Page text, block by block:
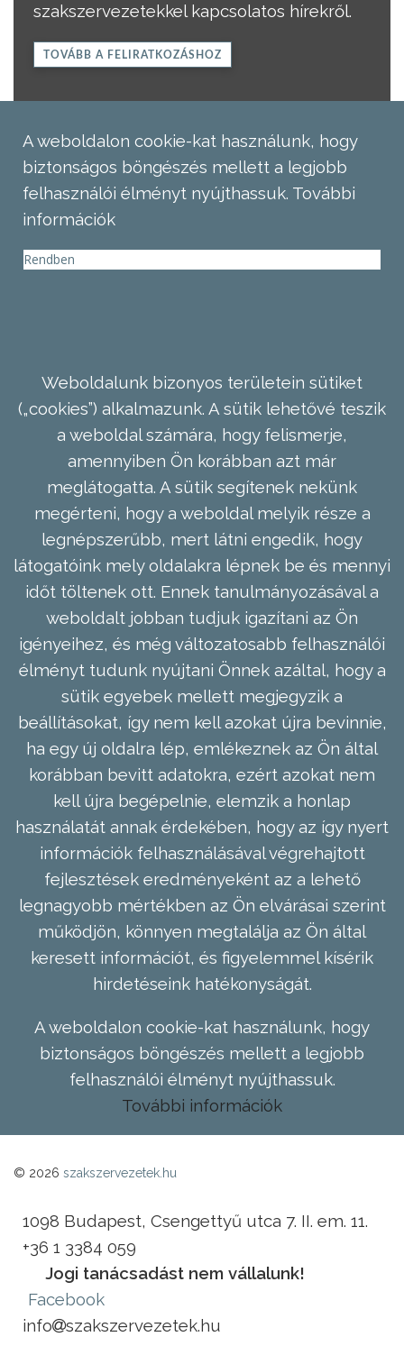
szakszervezetekkel kapcsolatos hírekről.
TOVÁBB A FELIRATKOZÁSHOZ
A weboldalon cookie-kat használunk, hogy
biztonságos böngészés mellett a legjobb
felhasználói élményt nyújthassuk. További
információk
Rendben
Weboldalunk bizonyos területein sütiket
(„cookies”) alkalmazunk. A sütik lehetővé teszik
a weboldal számára, hogy felismerje,
amennyiben Ön korábban azt már
meglátogatta. A sütik segítenek nekünk
megérteni, hogy a weboldal melyik része a
legnépszerűbb, mert látni engedik, hogy
látogatóink mely oldalakra lépnek be és mennyi
időt töltenek ott. Ennek tanulmányozásával a
weboldalt jobban tudjuk igazítani az Ön
igényeihez, és még változatosabb felhasználói
élményt tudunk nyújtani Önnek azáltal, hogy a
sütik egyebek mellett megjegyzik a
beállításokat, így nem kell azokat újra bevinnie,
ha egy új oldalra lép, emlékeznek az Ön által
korábban bevitt adatokra, ezért azokat nem
kell újra begépelnie, elemzik a honlap
használatát annak érdekében, hogy az így nyert
információk felhasználásával végrehajtott
fejlesztések eredményeként az a lehető
legnagyobb mértékben az Ön elvárásai szerint
működjön, könnyen megtalálja az Ön által
keresett információt, és figyelemmel kísérik
hirdetéseink hatékonyságát.
A weboldalon cookie-kat használunk, hogy
biztonságos böngészés mellett a legjobb
felhasználói élményt nyújthassuk.
További információk
© 2026 szakszervezetek.hu
1098 Budapest, Csengettyű utca 7. II. em. 11.
+36 1 3384 059
Jogi tanácsadást nem vállalunk!
Facebook
info
szakszervezetek.hu